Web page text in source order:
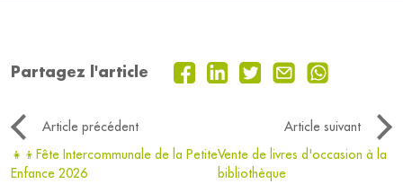
Partagez l'article
Article précédent
Article suivant
👧👦Fête Intercommunale de la Petite
Enfance 2026
Vente de livres d'occasion à la
bibliothèque